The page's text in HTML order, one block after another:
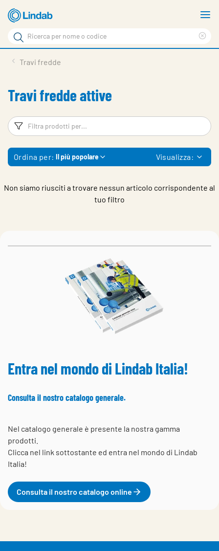
Vai
contenuto
principale
Cerca
Cerca
Soluzioni
Downloads
Strumenti
Contatti
Travi fredde
Travi fredde attive
Filtri
Ordina per: Il più popolare Visualizza:
Non siamo riusciti a trovare nessun articolo corrispondente al
tuo filtro
Entra nel mondo di Lindab Italia!
Consulta il nostro catalogo generale.
Nel catalogo generale è presente la nostra gamma
prodotti.
Clicca nel link sottostante ed entra nel mondo di Lindab
Italia!
Consulta il nostro catalogo online